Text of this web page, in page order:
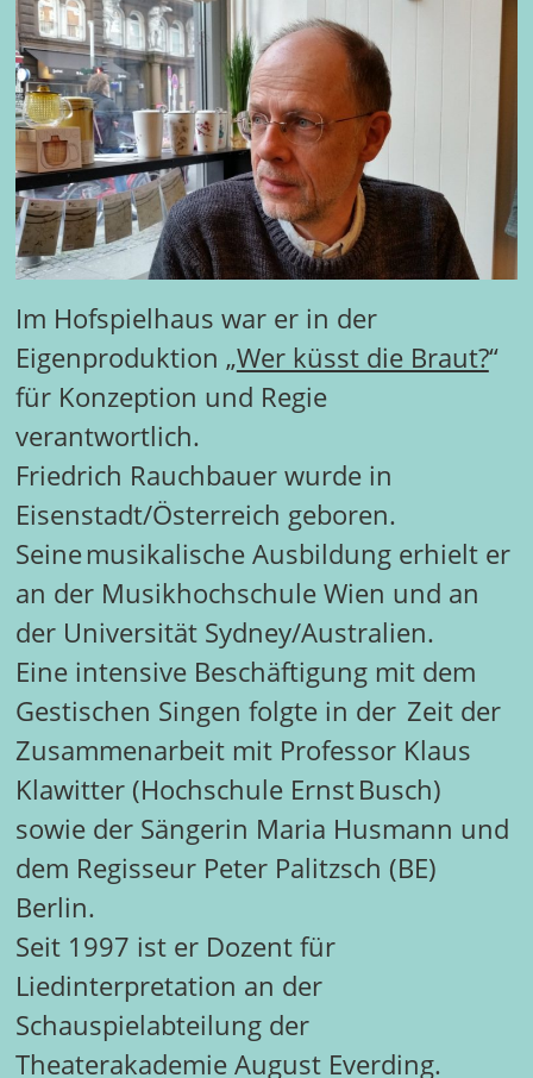
Im Hofspielhaus war er in der
Eigenproduktion „Wer küsst die Braut?“
für Konzeption und Regie
verantwortlich.
Friedrich Rauchbauer wurde in
Eisenstadt/Österreich geboren.
Seine musikalische Ausbildung erhielt er
an der Musikhochschule Wien und an
der Universität Sydney/Australien.
Eine intensive Beschäftigung mit dem
Gestischen Singen folgte in der Zeit der
Zusammenarbeit mit Professor Klaus
Klawitter (Hochschule Ernst Busch)
sowie der Sängerin Maria Husmann und
dem Regisseur Peter Palitzsch (BE)
Berlin.
Seit 1997 ist er Dozent für
Liedinterpretation an der
Schauspielabteilung der
Theaterakademie August Everding.